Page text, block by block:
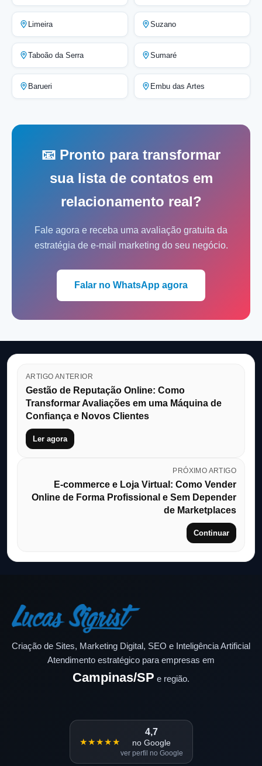
Limeira Suzano
Taboão da Serra Sumaré
Barueri Embu das Artes
📧 Pronto para transformar
sua lista de contatos em
relacionamento real?
Fale agora e receba uma avaliação gratuita da
estratégia de e-mail marketing do seu negócio.
Falar no WhatsApp agora
ARTIGO ANTERIOR
Gestão de Reputação Online: Como
Transformar Avaliações em uma Máquina de
Confiança e Novos Clientes
Ler agora
PRÓXIMO ARTIGO
E-commerce e Loja Virtual: Como Vender
Online de Forma Profissional e Sem Depender
de Marketplaces
Continuar
Criação de Sites, Marketing Digital, SEO e Inteligência Artificial
Atendimento estratégico para empresas em
Campinas/SP e região.
★★★★★
4,7
no Google
ver perfil no Google